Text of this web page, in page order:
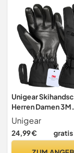
Schwarz; L
Unigear
Herren Damen 3M
Thinsulate
Touchscreen
Unigear
24,99 € gratis